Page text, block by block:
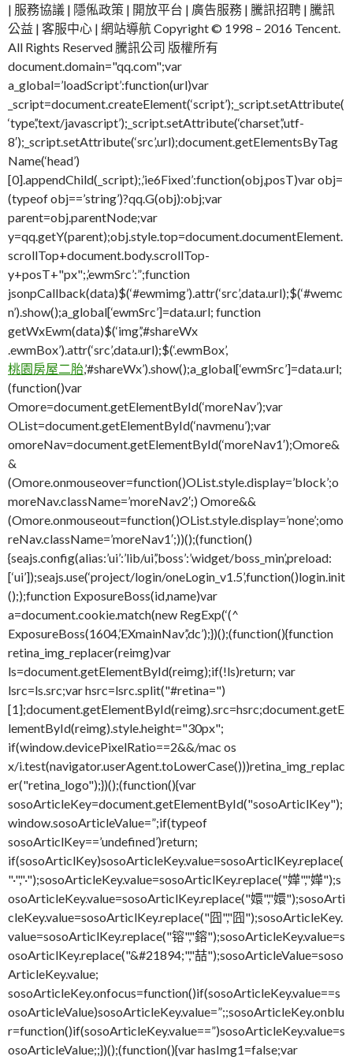
| 服務協議 | 隱俬政策 | 開放平台 | 廣告服務 | 騰訊招聘 | 騰訊
公益 | 客服中心 | 網站導航 Copyright © 1998 – 2016 Tencent.
All Rights Reserved 騰訊公司 版權所有
document.domain="qq.com";var
a_global=’loadScript’:function(url)var
_script=document.createElement(‘script’);_script.setAttribute(
‘type’,’text/javascript’);_script.setAttribute(‘charset’,’utf-
8′);_script.setAttribute(‘src’,url);document.getElementsByTag
Name(‘head’)
[0].appendChild(_script);,’ie6Fixed’:function(obj,posT)var obj=
(typeof obj==’string’)?qq.G(obj):obj;var
parent=obj.parentNode;var
y=qq.getY(parent);obj.style.top=document.documentElement.
scrollTop+document.body.scrollTop-
y+posT+"px";,’ewmSrc’:”;function
jsonpCallback(data)$(‘#ewmimg’).attr(‘src’,data.url);$(‘#wemc
n’).show();a_global[‘ewmSrc’]=data.url; function
getWxEwm(data)$(‘img’,’#shareWx
.ewmBox’).attr(‘src’,data.url);$(‘.ewmBox’,
桃園房屋二胎,’#shareWx’).show();a_global[‘ewmSrc’]=data.url;
(function()var
Omore=document.getElementById(‘moreNav’);var
OList=document.getElementById(‘navmenu’);var
omoreNav=document.getElementById(‘moreNav1′);Omore&
&
(Omore.onmouseover=function()OList.style.display=’block’;o
moreNav.className=’moreNav2′;) Omore&&
(Omore.onmouseout=function()OList.style.display=’none’;omo
reNav.className=’moreNav1′;))();(function()
{seajs.config(alias:’ui’:’lib/ui’,’boss’:’widget/boss_min’,preload:
[‘ui’]);seajs.use(‘project/login/oneLogin_v1.5’,function()login.init
(););function ExposureBoss(id,name)var
a=document.cookie.match(new RegExp(‘(^
ExposureBoss(1604,’EXmainNav’,’dc’);})();(function(){function
retina_img_replacer(reimg)var
ls=document.getElementById(reimg);if(!ls)return; var
lsrc=ls.src;var hsrc=lsrc.split("#retina=")
[1];document.getElementById(reimg).src=hsrc;document.getE
lementById(reimg).style.height="30px";
if(window.devicePixelRatio==2&&/mac os
x/i.test(navigator.userAgent.toLowerCase()))retina_img_replac
er("retina_logo");})();(function(){var
sosoArticleKey=document.getElementById("sosoArticlKey");
window.sosoArticleValue=”;if(typeof
sosoArticlKey==’undefined’)return;
if(sosoArticlKey)sosoArticleKey.value=sosoArticlKey.replace(
"·","·");sosoArticleKey.value=sosoArticlKey.replace("嬅","嬅");s
osoArticleKey.value=sosoArticlKey.replace("嬛","嬛");sosoArti
cleKey.value=sosoArticlKey.replace("囧","囧");sosoArticleKey.
value=sosoArticlKey.replace("镕","鎔");sosoArticleKey.value=s
osoArticlKey.replace("&#21894;","喆");sosoArticleValue=soso
ArticleKey.value;
sosoArticleKey.onfocus=function()if(sosoArticleKey.value==s
osoArticleValue)sosoArticleKey.value=”;;sosoArticleKey.onblu
r=function()if(sosoArticleKey.value==”)sosoArticleKey.value=s
osoArticleValue;;})();(function(){var hasImg1=false;var